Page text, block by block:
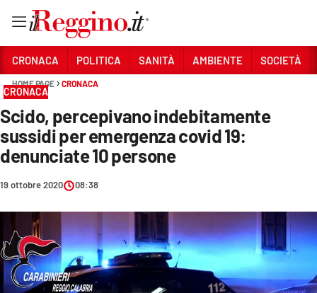
Sezioni
CRONACA
POLITICA
SANITÀ
AMBIENTE
SOCIETÀ
CULTURA
CRONACA POLITICA SANITÀ AMBIENTE SOCIETÀ
HOME PAGE CRONACA
CRONACA
Scido, percepivano indebitamente
sussidi per emergenza covid 19:
denunciate 10 persone
19 ottobre 2020 08:38